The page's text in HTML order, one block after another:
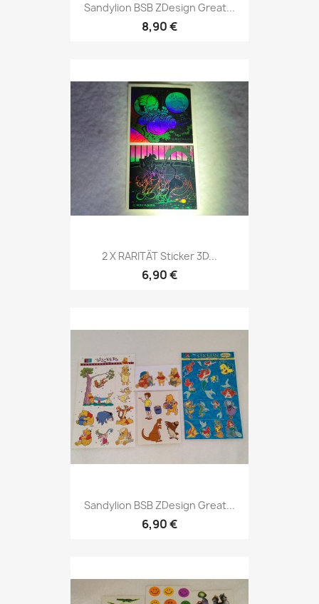
Sandylion BSB ZDesign Great...
8,90 €
2 X RARITÄT Sticker 3D...
6,90 €
Sandylion BSB ZDesign Great...
6,90 €